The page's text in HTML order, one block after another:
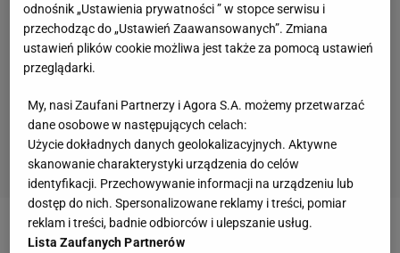
Zobacz wideoProbierz szczerze o powołaniach:
odnośnik „Ustawienia prywatności ” w stopce serwisu i
przechodząc do „Ustawień Zaawansowanych”. Zmiana
ustawień plików cookie możliwa jest także za pomocą ustawień
przeglądarki.
My, nasi Zaufani Partnerzy i Agora S.A. możemy przetwarzać
dane osobowe w następujących celach:
Użycie dokładnych danych geolokalizacyjnych. Aktywne
skanowanie charakterystyki urządzenia do celów
identyfikacji. Przechowywanie informacji na urządzeniu lub
dostęp do nich. Spersonalizowane reklamy i treści, pomiar
reklam i treści, badnie odbiorców i ulepszanie usług.
Lista Zaufanych Partnerów